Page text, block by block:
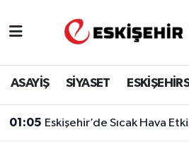
ASAYİŞ SİYASET
01:05 Eskişehir’de Sıcak Hava
Eskişehir Hava Durumu
Eskişehir Namaz Vakitleri